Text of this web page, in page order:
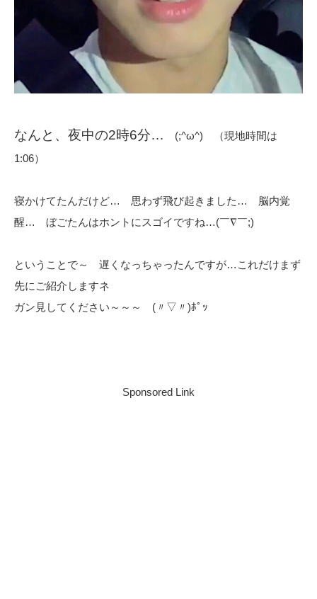
なんと、夜中の2時6分…
(;^ω^) （現地時間は
1:06）
寝かけてたんだけど… 思わず飛び起きました… 脳内覚
醒… ぼごたんはホントにスゴイですね…(￣∇￣;)
ということで～ 遅くなっちゃったんですが…これだけまず
先にご紹介しますネ
ガン見してください～～～ (〃▽〃)ﾎﾟｯ
Sponsored Link